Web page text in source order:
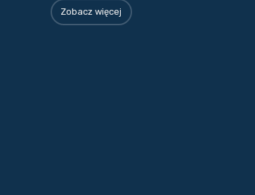
Zobacz więcej